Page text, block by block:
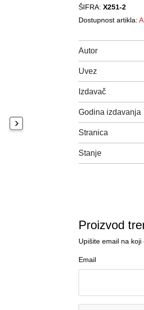
ŠIFRA: X251-2
Dostupnost artikla:
Autor
Uvez
Izdavač
Godina izdavanja
Stranica
Stanje
Proizvod
Upišite email na
Email